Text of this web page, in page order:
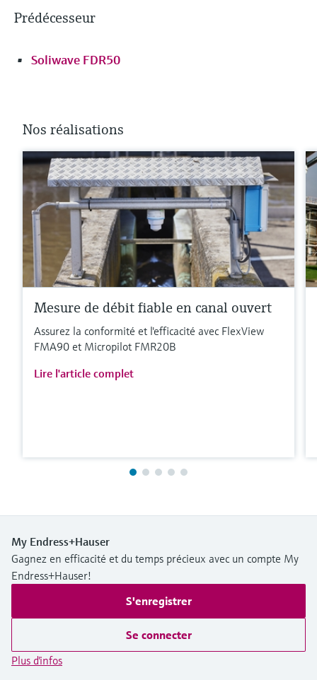
Prédécesseur
Soliwave FDR50
Nos réalisations
Mesure de débit fiable en canal ouvert
Assurez la conformité et l'efficacité avec FlexView
FMA90 et Micropilot FMR20B
Lire l'article complet
My Endress+Hauser
Gagnez en efficacité et du temps précieux avec un compte My
Endress+Hauser!
S'enregistrer
Se connecter
Plus d'infos